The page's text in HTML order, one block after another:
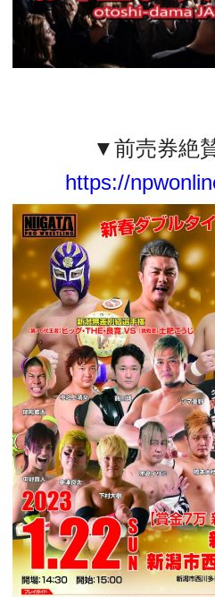
▼前売券絶
https://